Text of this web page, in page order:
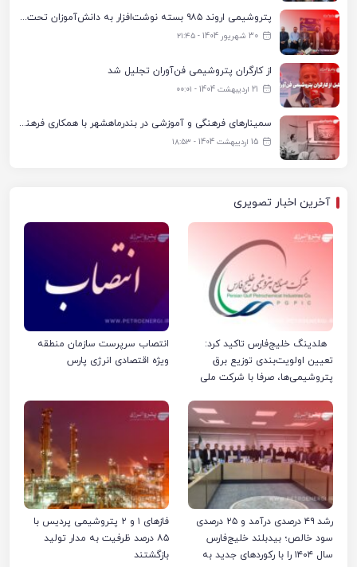
پتروشیمی اروند ۹۸۵ بسته نوشت‌افزار به دانش‌آموزان تحت پوشش کمیته امداد بندرماهشهر اهدا کرد
30 شهریور 1404 - ۲۱:۴۵
از کارگران پتروشیمی فن‌آوران تجلیل شد
21 اردیبهشت 1404 - ۰۰:۰۱
سمینارهای فرهنگی و آموزشی در بندرماهشهر با همکاری فرهنگ‌سرای پتروشیمی مارون
15 اردیبهشت 1404 - ۱۸:۵۳
آخرین اخبار تصویری
هلدینگ خلیج‌فارس تاکید کرد:
تعیین اولویت‌بندی توزیع برق
پتروشیمی‌ها، صرفا با شرکت ملی
انتصاب سرپرست سازمان منطقه
ویژه اقتصادی انرژی پارس
رشد ۴۹ درصدی درآمد و ۲۵ درصدی
سود خالص؛ بیدبلند خلیج‌فارس
سال ۱۴۰۴ را با رکوردهای جدید به
فازهای ۱ و ۲ پتروشیمی پردیس با
۸۵ درصد ظرفیت به مدار تولید
بازگشتند